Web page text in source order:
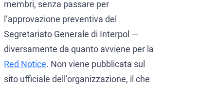
Estradizione tra Italia e
Estradizione tra Italia e
Crimini economici e
membri, senza passare per
l’approvazione preventiva del
Segretariato Generale di Interpol —
diversamente da quanto avviene per la
Red Notice. Non viene pubblicata sul
sito ufficiale dell’organizzazione, il che